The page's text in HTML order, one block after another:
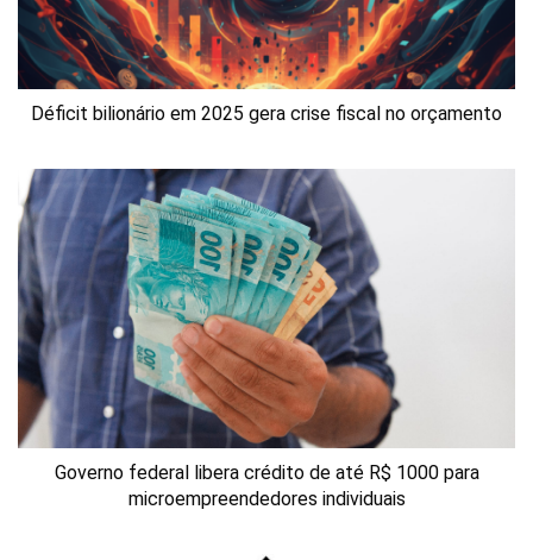
Déficit bilionário em 2025 gera crise fiscal no orçamento
Governo federal libera crédito de até R$ 1000 para
microempreendedores individuais